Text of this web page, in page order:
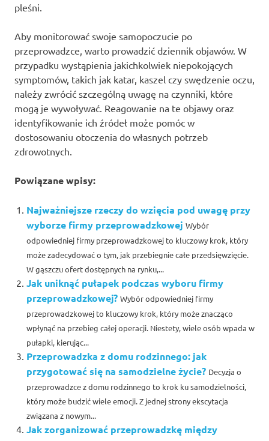
pleśni.
Aby monitorować swoje samopoczucie po
przeprowadzce, warto prowadzić dziennik objawów. W
przypadku wystąpienia jakichkolwiek niepokojących
symptomów, takich jak katar, kaszel czy swędzenie oczu,
należy zwrócić szczególną uwagę na czynniki, które
mogą je wywoływać. Reagowanie na te objawy oraz
identyfikowanie ich źródeł może pomóc w
dostosowaniu otoczenia do własnych potrzeb
zdrowotnych.
Powiązane wpisy:
Najważniejsze rzeczy do wzięcia pod uwagę przy
wyborze firmy przeprowadzkowej Wybór
odpowiedniej firmy przeprowadzkowej to kluczowy krok, który
może zadecydować o tym, jak przebiegnie całe przedsięwzięcie.
W gąszczu ofert dostępnych na rynku,...
Jak uniknąć pułapek podczas wyboru firmy
przeprowadzkowej? Wybór odpowiedniej firmy
przeprowadzkowej to kluczowy krok, który może znacząco
wpłynąć na przebieg całej operacji. Niestety, wiele osób wpada w
pułapki, kierując...
Przeprowadzka z domu rodzinnego: jak
przygotować się na samodzielne życie? Decyzja o
przeprowadzce z domu rodzinnego to krok ku samodzielności,
który może budzić wiele emocji. Z jednej strony ekscytacja
związana z nowym...
Jak zorganizować przeprowadzkę między